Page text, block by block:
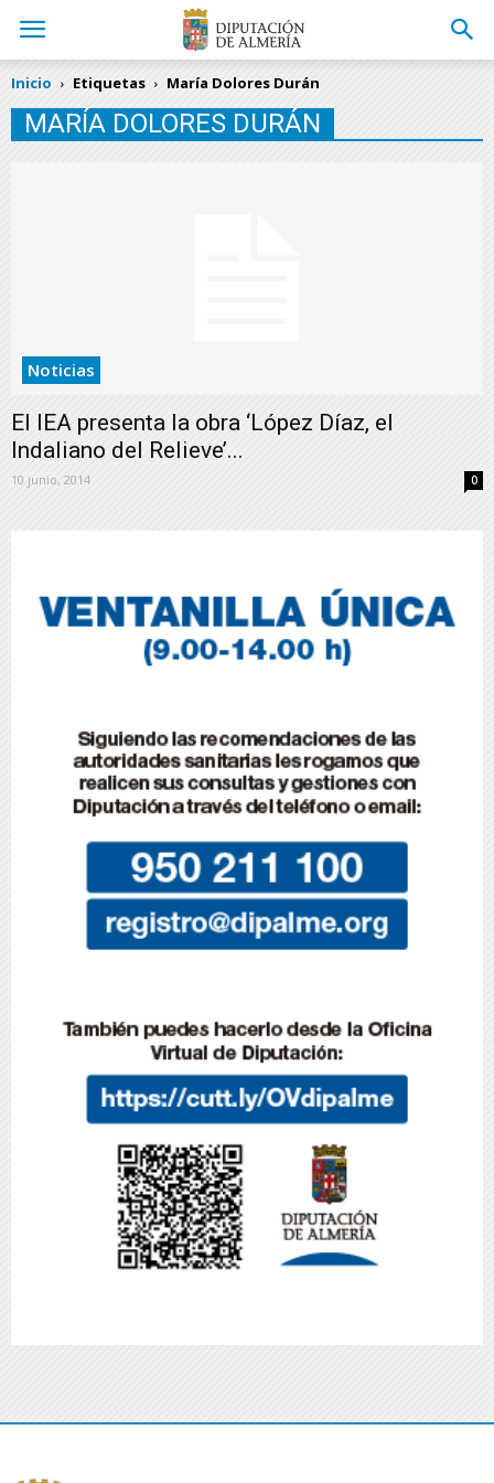
Inicio Etiquetas María Dolores Durán
MARÍA DOLORES DURÁN
Noticias
El IEA presenta la obra ‘López Díaz, el
Indaliano del Relieve’...
10 junio, 2014 0